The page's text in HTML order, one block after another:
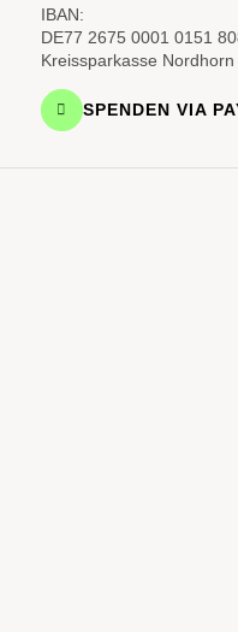
IBAN:
DE77 2675 0001 0151
Kreissparkasse Nordhorn
SPENDEN VIA